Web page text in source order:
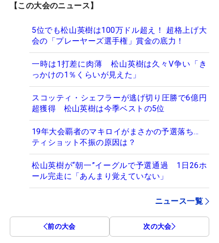
【この大会のニュース】
5位でも松山英樹は100万ドル超え！ 超格上げ大
会の「プレーヤーズ選手権」賞金の底力！
一時は1打差に肉薄 松山英樹は久々V争い「き
っかけの1％くらいが見えた」
スコッティ・シェフラーが逃げ切り圧勝で6億円
超獲得 松山英樹は今季ベストの5位
19年大会覇者のマキロイがまさかの予選落ち…
ティショット不振の原因は？
松山英樹が“朝一”イーグルで予選通過 1日26ホ
ール完走に「あんまり覚えていない」
ニュース一覧
前の大会 次の大会